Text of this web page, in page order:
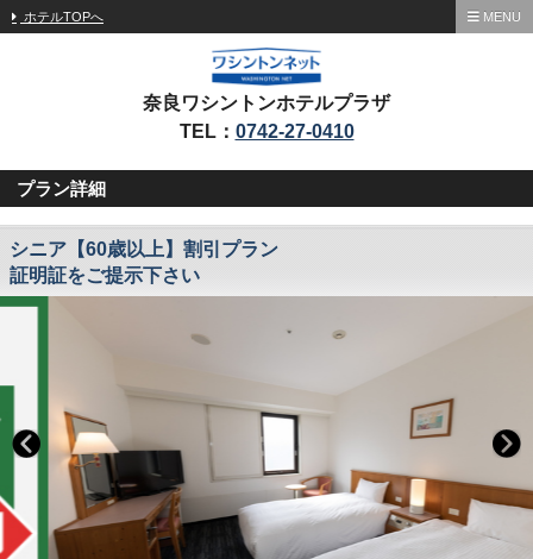
ホテルTOPへ MENU
奈良ワシントンホテルプラザ
TEL： 0742-27-0410
プラン詳細
シニア【60歳以上】割引プラン
証明証をご提示下さい